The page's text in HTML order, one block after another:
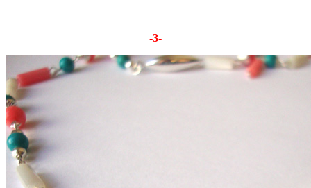
-3-